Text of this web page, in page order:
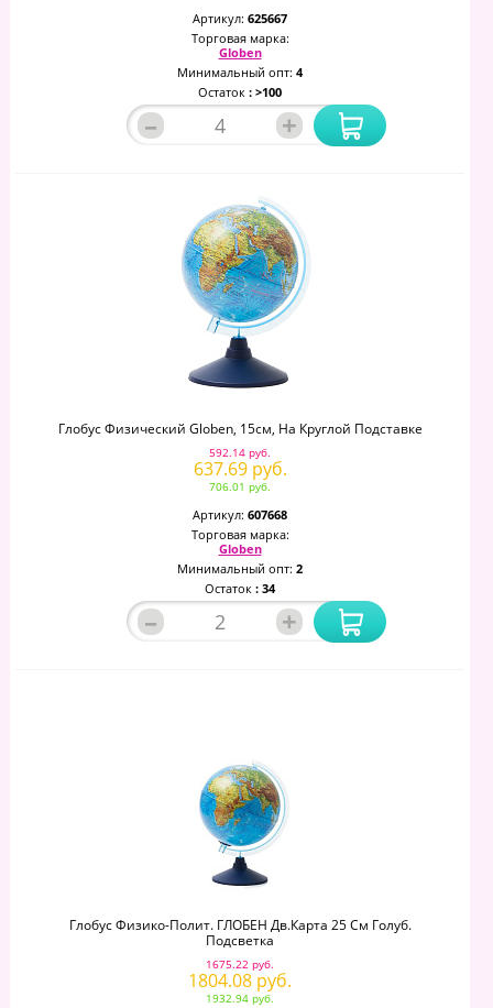
Артикул: 625667
Торговая марка:
Globen
Минимальный опт: 4
Остаток : >100
– +
Глобус Физический Globen, 15см, На Круглой Подставке
592.14 руб.
637.69 руб.
706.01 руб.
Артикул: 607668
Торговая марка:
Globen
Минимальный опт: 2
Остаток : 34
– +
Глобус Физико-Полит. ГЛОБЕН Дв.карта 25 См Голуб.
Подсветка
1675.22 руб.
1804.08 руб.
1932.94 руб.